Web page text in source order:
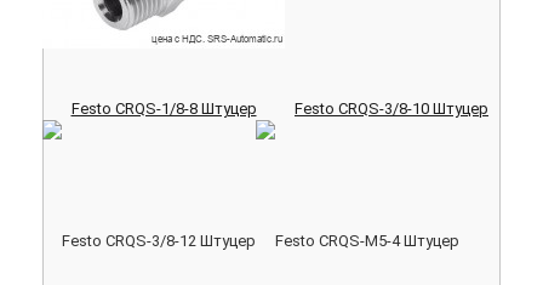
Festo CRQS-1/8-8 Штуцер Festo CRQS-3/8-10 Штуцер